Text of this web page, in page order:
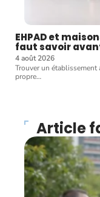
EHPAD et
faut savoir
4 août 2026
Trouver un
propre…
Article